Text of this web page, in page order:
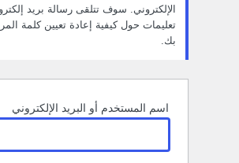
الإلكتروني. سوف تتلقى رسالة بريد
تعليمات حول كيفية إعادة تعيين كلمة
بك.
اسم المستخدم أو البريد الإلكتروني